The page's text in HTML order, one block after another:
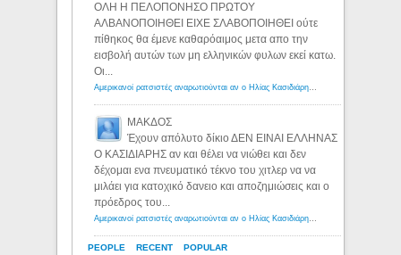
PEOPLE RECENT POPULAR
ΟΛΗ Η ΠΕΛΟΠΟΝΗΣΟ ΠΡΩΤΟΥ
ΑΛΒΑΝΟΠΟΙΗΘΕΙ ΕΙΧΕ ΣΛΑΒΟΠΟΙΗΘΕΙ ούτε
πίθηκος θα έμενε καθαρόαιμος μετα απο την
εισβολή αυτών των μη ελληνικών φυλων εκεί κατω.
Οι...
Αμερικανοί ρατσιστές αναρωτιούνται αν ο Ηλίας Κασιδιάρης ανήκει στη λευκή φυλή... - Λόγιος Ερμής
ΜΑΚΔΟΣ
Έχουν απόλυτο δίκιο ΔΕΝ ΕΙΝΑΙ ΕΛΛΗΝΑΣ
Ο ΚΑΣΙΔΙΑΡΗΣ αν και θέλει να νιώθει και δεν
δέχομαι ενα πνευματικό τέκνο του χιτλερ να να
μιλάει για κατοχικό δανειο και αποζημιώσεις και ο
πρόεδρος του...
Αμερικανοί ρατσιστές αναρωτιούνται αν ο Ηλίας Κασιδιάρης ανήκει στη λευκή φυλή... - Λόγιος Ερμής